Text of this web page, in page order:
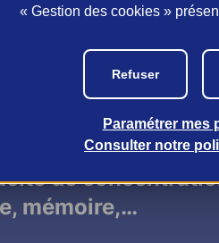
:Il n'y a pas
on peut détecter
de 9-10 ans.
une chose, mais y
à tous les
de
mémoire,…
« Gestion des cookies »
Refuser
Paramétrer mes
Consulter notre